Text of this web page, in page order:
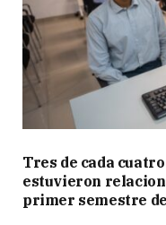
Tres de cada
estuvieron
primer semestre